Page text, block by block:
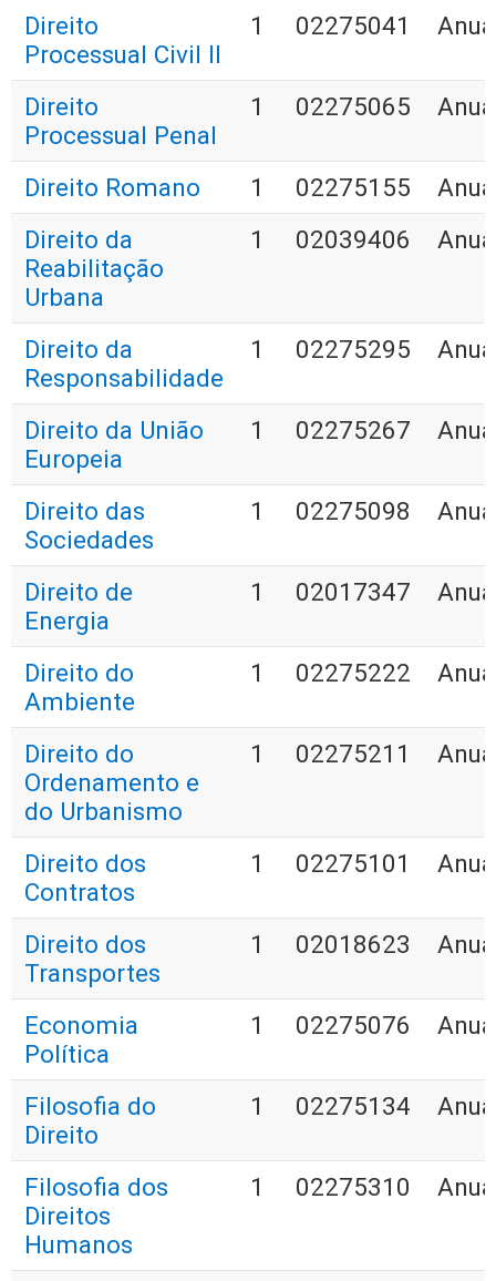
Direito
Processual Civil II
1 02275041
Direito
Processual Penal
1 02275065
Direito Romano 1 02275155
Direito da
Reabilitação
Urbana
1 02039406
Direito da
Responsabilidade
1 02275295
Direito da União
Europeia
1 02275267
Direito das
Sociedades
1 02275098
Direito de
Energia
1 02017347
Direito do
Ambiente
1 02275222
Direito do
Ordenamento e
do Urbanismo
1 02275211
Direito dos
Contratos
1 02275101
Direito dos
Transportes
1 02018623
Economia
Política
1 02275076
Filosofia do
Direito
1 02275134
Filosofia dos
Direitos
Humanos
1 02275310